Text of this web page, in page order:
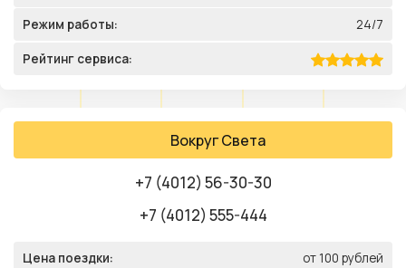
Режим работы: 24/7
Рейтинг сервиса:
Вокруг Света
+7 (4012) 56-30-30
+7 (4012) 555-444
Цена поездки: от 100 рублей